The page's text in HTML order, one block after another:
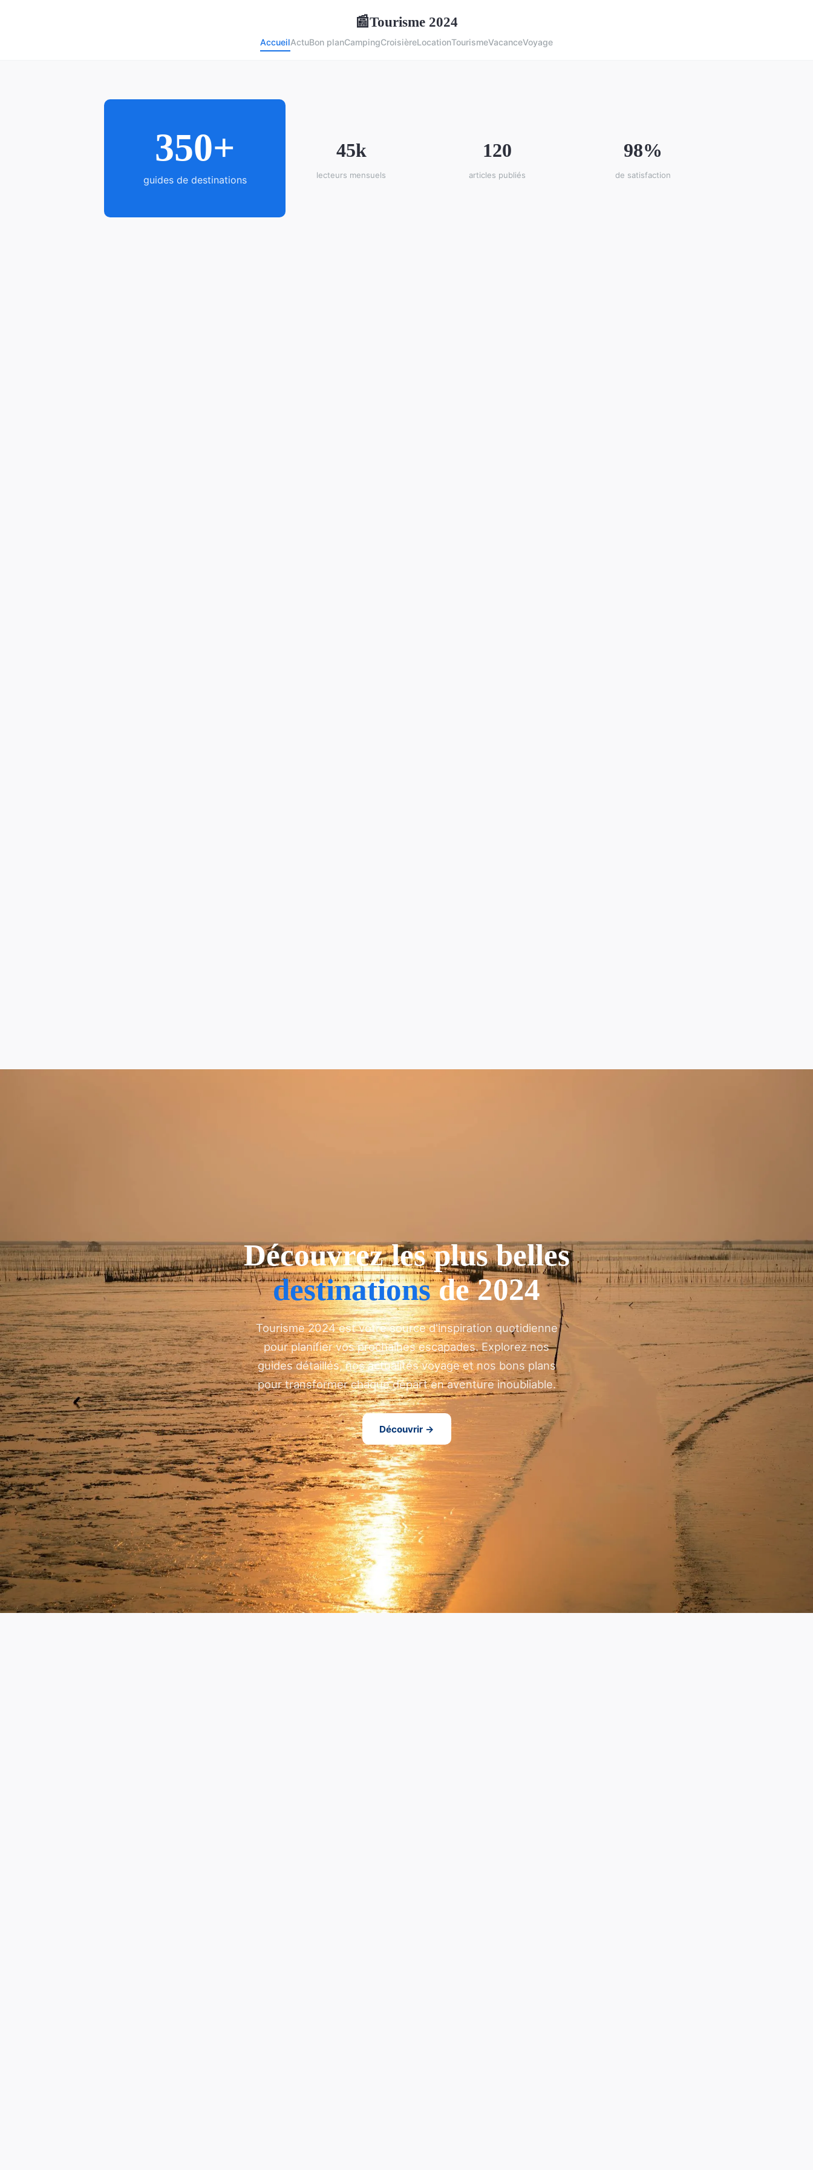
📰Tourisme 2024
AccueilActuBon planCampingCroisièreLocationTourismeVacanceVoyage
350+
guides de destinations
45k
lecteurs mensuels
120
articles publiés
98%
de satisfaction
Découvrez les plus belles
destinationsde 2024
Tourisme 2024 est votre source d'inspiration quotidienne
pour planifier vos prochaines escapades. Explorez nos
guides détaillés, nos actualités voyage et nos bons plans
pour transformer chaque départ en aventure inoubliable.
Découvrir →